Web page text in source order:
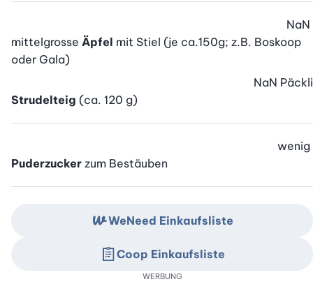
mittelgrosse Äpfel mit Stiel (je ca.150g; z.B. Boskoop
oder Gala)
NaN
Strudelteig (ca. 120 g)
NaN Päckli
Puderzucker zum Bestäuben
wenig
WeNeed Einkaufsliste
Coop Einkaufsliste
WERBUNG